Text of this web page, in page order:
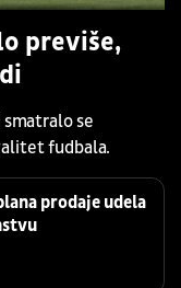
previše,
se
fudbala.
prodaje udela